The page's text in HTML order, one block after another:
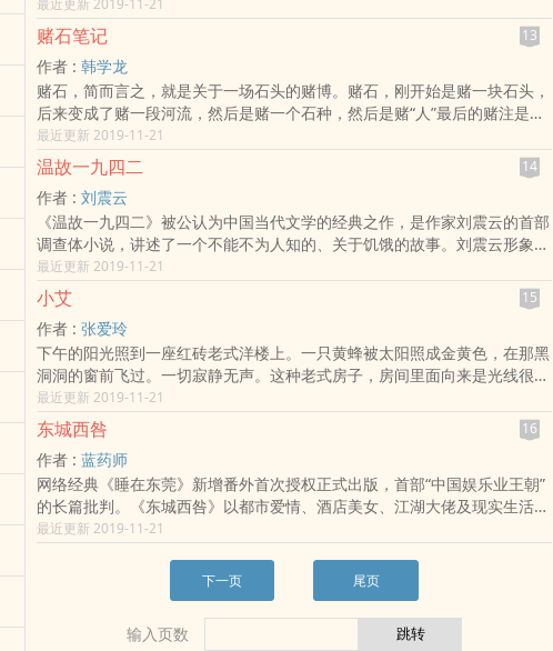
的现金？如何做不花钱的推广？如何抓住一闪即逝的机会扭转局面？如何识
别助你发财的贵人？BOSS唐几乎遇到了所有小本生意人都会遇到的难题与
麻烦。看完他在义乌的发财史，聪明的您立刻就会掌握，做小买卖发大财的
门道和精髓，然后成功开启您的小本生意发财之路！
万的忠实读者痴迷追读。上市以来，连续28周盘踞权威媒体《新京报》、当
当网等图书畅销榜，到目前为止累计销售已突破80万册！孔二狗荣登2009
年中国作家富豪榜第21位！凤凰卫视王牌节目《锵锵三人行》邀请《黑道风
云20年》作者孔二狗与著名主持人窦文涛共谈打黑，引起社会巨大反响！孔
二狗被评为《新周刊》“2009年度人物”。《黑道风云20年》作者孔二狗荣获
人民文学社小说金奖！余华、莫言、刘震云等众多超级名家联袂强力推荐！
《黑道风云20年》自出版以来，引起全国电台、报纸、杂志、各大门户网站
的重磅热议：《楚天都市报》、《金陵晚报》、《长春晚报》、《扬州晚
报》、《济南时报》等几十家媒体争相连载；作者孔二狗受到河北卫视、凤
凰卫视、《南方人物周刊》、《新京报》、《京华时报》、《扬子晚报》、
《都市快报》、《沈阳晚报》、《华西都市报》、《华商报》、《潇湘晨
报》、《燕赵都市报》等数百家媒体专访；人民网、新华网、中国网、中新
网、新浪、搜狐、网易、腾讯、空中网等数百家网络媒体火热转载。新浪博
客、搜狐博客、天涯博客竟有20多万粉丝专门写博文推荐《黑道风云20
年》！天涯社区30万海量读者回帖创造天涯创立10年来最高纪录！本书关
于东北黑道的内容绝对真实，作者孔二狗本人就是东北黑道家族中人。了解
真实黑道，必读《黑道风云20年》！《黑道风云20年》带你亲历东北黑道
20年来触目惊心的发展历程。
最近更新 2019-11-21
赌石笔记 13
作者 : 韩学龙
赌石，简而言之，就是关于一场石头的赌博。赌石，刚开始是赌一块石头，
后来变成了赌一段河流，然后是赌一个石种，然后是赌“人”最后的赌注是：
奇石还是和田玉？最大一笔赌注达到赏石业的最高境界。然而，韩学龙编著
的《赌石笔记》又不是一本纯粹的关于财富传奇的小说，似乎又是一本犯罪
小说，另一条线索是一桩小镇扑朔迷离的谋杀案，折射出八十年代中国乡村
和城市的观念碰撞及由此引发的悲剧。黑暗的小镇里隐藏着什么秘密？一个
小镇女孩的离奇死亡，使小镇弥漫着骇人听闻的流言，诡异的水下龙鱼，山
顶神秘的小屋和蹊跷的火灾，都和尸体手中的那颗温润的石头有关？国内首
部关于赌石行业鉴赏、交易、收藏、造假、设局的百科全书式小说！国内赌
石行业方兴未艾，内幕层层，有人设局，有人造假，有人洗钱，有人跑路，
有人自杀，有人倾家荡产，也有人幸运地淘到了人生的第一桶金，更有人成
为亿万富翁。赌石如赌命，赌赢了，一夜暴富；赌垮了，血本无归……韩学
龙编著的《赌石笔记》是一部引导回归收藏正道的警醒之作。
最近更新 2019-11-21
温故一九四二 14
作者 : 刘震云
《温故一九四二》被公认为中国当代文学的经典之作，是作家刘震云的首部
调查体小说，讲述了一个不能不为人知的、关于饥饿的故事。刘震云形象地
说：1942年河南因旱灾饿死的民众，相当于在那里建了三座奥斯维辛！冯
小刚说：“二战时，希特勒和纳粹屠杀犹太人的事情全世界都知道，但在
1942年，中国河南旱灾饿死300万人，却很少人知道，不要说外国人，中国
人也不知道。刘震云为此写了一本书，我在1993年看到，非常震撼。”当年
旱灾、蝗灾使粮食颗粒无收，哀鸿遍野，三千万民众离乡背井去陕西逃荒。
刘震云为重温那段几乎已被这个民族淡忘的历史，走访灾难的幸存者，完成
调查体小说，他也由此成为这场灾难的唯一记述者。小说出版后，王朔几次
力荐冯小刚拍成电影，然而从小说到电影，立项、驳回、修改、再立项……
经历了19年的艰辛，《一九四二》才得以公映。电影故事中，刘震云以地主
老范、长工栓柱、佃户瞎鹿与媳妇花枝一家等灾民的逃荒之路为主线，以美
国《时代》周刊记者白修德等人的四处斡旋、蒋介石国民政府的不堪境况为
副线，比小说更立体生动地再现了面对天灾时我们这个民族的生存态度。电
影故事比小说更直观，甚至更具文学性，电影中未拍或删掉的镜头在书中都
予以保留。也由此看到刘震云获茅奖力作《一句顶一万句》前身的影子。
最近更新 2019-11-21
小艾 15
作者 : 张爱玲
下午的阳光照到一座红砖老式洋楼上。一只黄蜂被太阳照成金黄色，在那黑
洞洞的窗前飞过。一切寂静无声。这种老式房子，房间里面向来是光线很阴
暗的。席五太太坐在靠窗的地方，桌上支着一面腰圆大镜，对着镜子在那里
剪前刘海。那时候还流行那种人字形的两撇前刘海，两边很不容易剪得齐，
需要用一种特别长的剪刀，她这一把还是特地从杭州买来的。
最近更新 2019-11-21
东城西咎 16
作者 : 蓝药师
网络经典《睡在东莞》新增番外首次授权正式出版，首部“中国娱乐业王朝”
的长篇批判。《东城西咎》以都市爱情、酒店美女、江湖大佬及现实生活为
“药引”，笔调幽默而不失深度，粗野而不失细腻，笔端游走于若虚若实之
间，自成一派。这部“笑中带哭”的小说，对都市边缘人群、酒店大亨和服务
业失足女子的凄凉命运进行了大量独特视角的描写，灯红酒绿、龙蛇混杂之
中充斥了现实批判和汪洋的想象，让人认识到堕落生活的美丽与残酷的生命
代价，并营造了一种“万千红紫、过眼成灰”的艺术震撼。其对人性的认识，
对底层的关注，都让人在宛然一笑后陷入深深的思索，被一些学者誉为有思
最近更新 2019-11-21
下一页 尾页
输入页数